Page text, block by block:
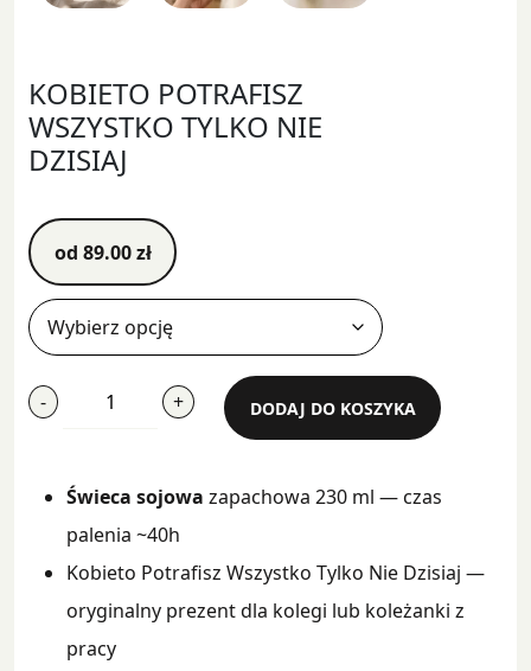
KOBIETO POTRAFISZ
WSZYSTKO TYLKO NIE
DZISIAJ
od 89.00zł
Świeca sojowa zapachowa 230 ml — czas
palenia ~40h
Kobieto Potrafisz Wszystko Tylko Nie Dzisiaj —
oryginalny prezent dla kolegi lub koleżanki z
pracy
-
Kobieto
Tylko
Nie
Dzisiaj
+ DODAJ DO KOSZYKA